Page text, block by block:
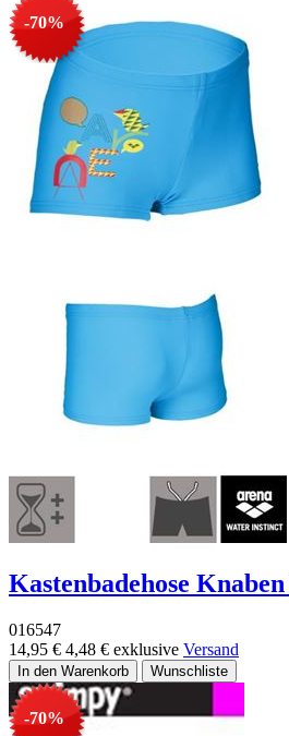
-70%
Kastenbadehose
016547
14,95 € 4,48 € exklusive Versand
-70%